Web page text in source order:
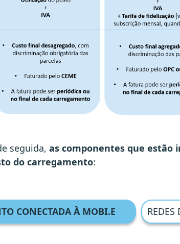
seguida, as componentes que estão
do carregamento:
CONECTADA À MOBI.E